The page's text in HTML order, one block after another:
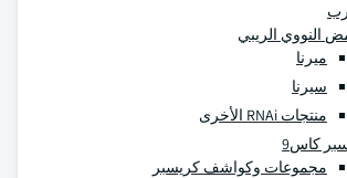
النووي الريبي
ميرنا
سيرنا
منتجات RNAi الأخرى
كاس9
مجموعات وكواشف كريسبر